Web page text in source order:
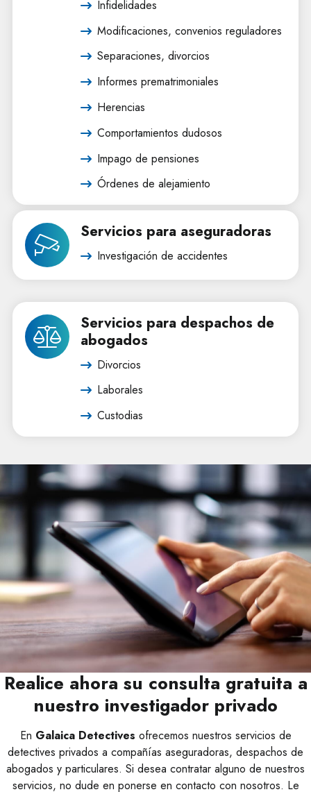
Infidelidades
Modificaciones, convenios reguladores
Separaciones, divorcios
Informes prematrimoniales
Herencias
Comportamientos dudosos
Impago de pensiones
Órdenes de alejamiento
Servicios para aseguradoras
Investigación de accidentes
Servicios para despachos de
abogados
Divorcios
Laborales
Custodias
Realice ahora su consulta gratuita a
nuestro investigador privado
En Galaica Detectives ofrecemos nuestros servicios de
detectives privados a compañías aseguradoras, despachos de
abogados y particulares. Si desea contratar alguno de nuestros
servicios, no dude en ponerse en contacto con nosotros. Le